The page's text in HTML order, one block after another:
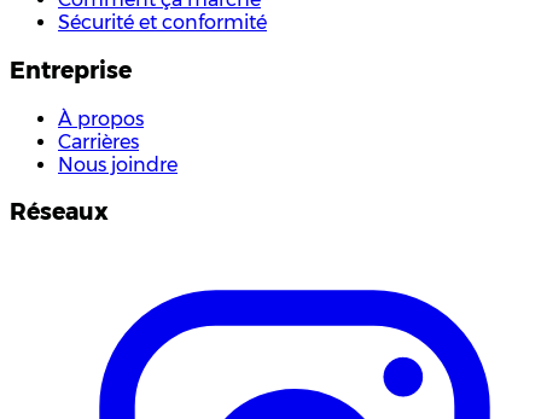
Sécurité et conformité
Entreprise
À propos
Carrières
Nous joindre
Réseaux